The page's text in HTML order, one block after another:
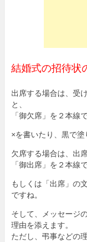
結婚式の招待状
出席する場合は、受
と、
「御欠席」を２本線
×を書いたり、黒で塗
欠席する場合は、出
「御出席」を２本線
もしくは「出席」の
ですね。
そして、メッセージ
理由を添えます。
ただし、弔事などの